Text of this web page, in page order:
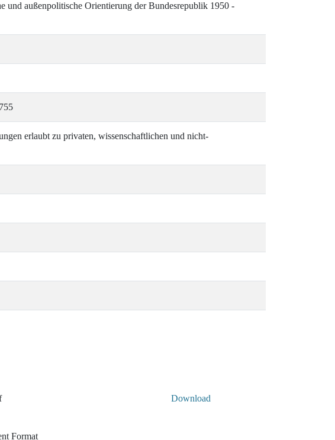
und außenpolitische Orientierung der Bundesrepublik 1950 -
erlaubt zu privaten, wissenschaftlichen und nicht-
Format
Download